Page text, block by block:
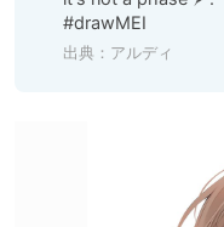
#drawMEI
出典： アルディ